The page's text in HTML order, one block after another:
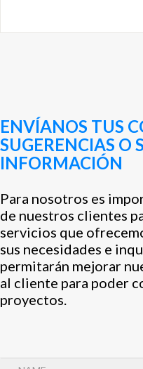
ENVÍANOS TUS
SUGERENCIAS O
INFORMACIÓN
Para nosotros es
de nuestros clientes
servicios que
sus necesidades e
permitarán mejorar
al cliente para poder
proyectos.